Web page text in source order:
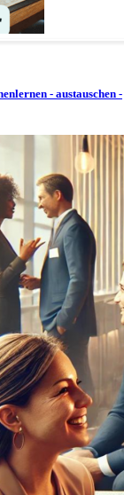
- austauschen -